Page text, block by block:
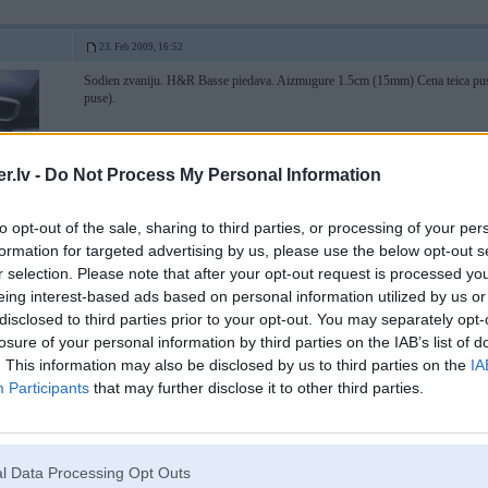
- Do Not Process My Personal Information
opt-out of the sale, sharing to third parties, or processing of your
for targeted advertising by us, please use the below opt-out
selection. Please note that after your opt-out request is processed
interest-based ads based on personal information utilized by us
to third parties prior to your opt-out. You may separately
of your personal information by third parties on the IAB’s list of
This information may also be disclosed by us to third parties on the
Participants that may further disclose it to other third parties.
Data Processing Opt Outs
23. Feb 2009, 16:52
HZ 3 un CP
Sodien zvaniju. H&R Basse piedava. Aizmugure 1.5cm (15mm) Cena teica
puse).
23. Feb 2009, 16:57
paldies par info!